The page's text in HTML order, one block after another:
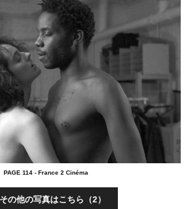
PAGE 114 - France 2 Cinéma
その他の写真はこちら（2）